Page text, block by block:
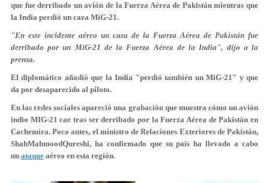
que fue derribado un avión de la Fuerza Aérea de Pakistán mientras que
la India perdió un caza MiG-21.
"En este incidente aéreo un caza de la Fuerza Aérea de Pakistán fue
derribado por un MiG-21 de la Fuerza Aérea de la India", dijo a la
prensa.
El diplomático añadió que la India "perdió también un MiG-21" y que
da por desaparecido al piloto.
En las redes sociales apareció una grabación que muestra cómo un avión
indio MIG-21 cae tras ser derribado por la Fuerza Aérea de Pakistán en
Cachemira. Poco antes, el ministro de Relaciones Exteriores de Pakistán,
ShahMahmoodQureshi, ha confirmado que su país ha llevado a cabo
un ataque aéreo en esta región.